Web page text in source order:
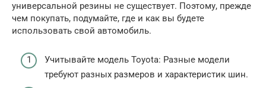
универсальной резины не существует. Поэтому, прежде
чем покупать, подумайте, где и как вы будете
использовать свой автомобиль.
Учитывайте модель Toyota: Разные модели
требуют разных размеров и характеристик шин.